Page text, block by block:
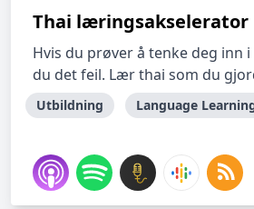
Thai læringsakselerator
Hvis du prøver å tenke deg inn
du det feil. Lær thai som du
Utbildning Language